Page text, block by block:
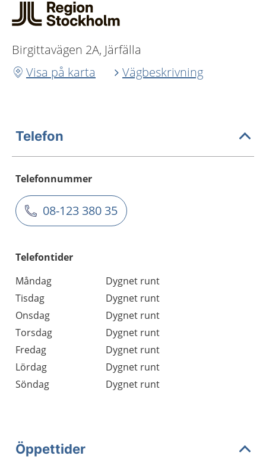
Birgittavägen 2A, Järfälla
Visa på karta
Vägbeskrivning
Telefon
Telefonnummer
08-123 380 35
Telefontider
Måndag
Dygnet runt
Tisdag
Dygnet runt
Onsdag
Dygnet runt
Torsdag
Dygnet runt
Fredag
Dygnet runt
Lördag
Dygnet runt
Söndag
Dygnet runt
Öppettider